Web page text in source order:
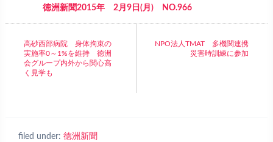
徳洲新聞2015年 2月9日(月) NO.966
高砂西部病院 身体拘束の
実施率0～1%を維持 徳洲
会グループ内外から関心高
く見学も
NPO法人TMAT 多機関連携
災害時訓練に参加
filed under: 徳洲新聞